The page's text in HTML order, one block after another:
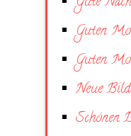
Guten
Guten
Neue
Schönen